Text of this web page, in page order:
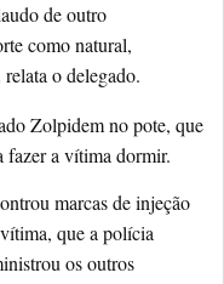
de outro
como natural,
o delegado.
Zolpidem no pote, que
fazer a vítima dormir.
marcas de injeção
que a polícia
os outros